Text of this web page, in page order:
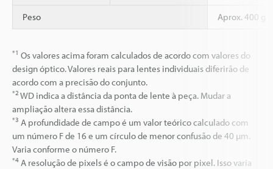
Peso Aprox. 400 g
*1 Os valores acima foram calculados de acordo com valores do
design óptico. Valores reais para lentes individuais diferirão de
acordo com a precisão do conjunto.
*2 WD indica a distância da ponta de lente à peça. Mudar a
ampliação altera essa distância.
*3 A profundidade de campo é um valor teórico calculado com
um número F de 16 e um círculo de menor confusão de 40 µm.
Varia conforme o número F.
*4 A resolução de pixels é o campo de visão por pixel. Isso varia